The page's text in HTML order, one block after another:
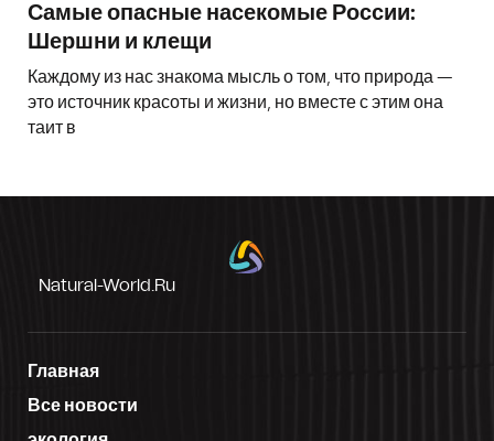
Самые опасные насекомые России:
Шершни и клещи
Каждому из нас знакома мысль о том, что природа —
это источник красоты и жизни, но вместе с этим она
таит в
Natural-World.ru
Главная
Все новости